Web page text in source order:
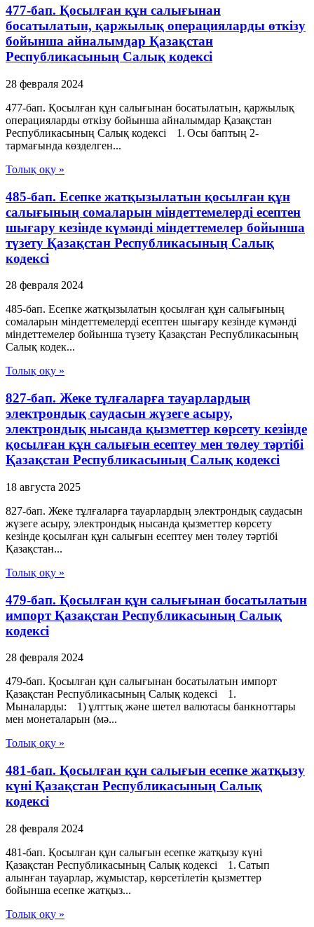
477-бап. Қосылған құн салығынан
босатылатын, қаржылық операцияларды өткізу
бойынша айналымдар Қазақстан
Республикасының Салық кодексі
28 февраля 2024
477-бап. Қосылған құн салығынан босатылатын, қаржылық
операцияларды өткізу бойынша айналымдар Қазақстан
Республикасының Салық кодексі 1. Осы баптың 2-
тармағында көзделген...
Толық оқу »
485-бап. Есепке жатқызылатын қосылған құн
салығының сомаларын міндеттемелерді есептен
шығару кезінде күмәнді міндеттемелер бойынша
түзету Қазақстан Республикасының Салық
кодексі
28 февраля 2024
485-бап. Есепке жатқызылатын қосылған құн салығының
сомаларын міндеттемелерді есептен шығару кезінде күмәнді
міндеттемелер бойынша түзету Қазақстан Республикасының
Салық кодек...
Толық оқу »
827-бап. Жеке тұлғаларға тауарлардың
электрондық саудасын жүзеге асыру,
электрондық нысанда қызметтер көрсету кезінде
қосылған құн салығын есептеу мен төлеу тәртібі
Қазақстан Республикасының Салық кодексі
18 августа 2025
827-бап. Жеке тұлғаларға тауарлардың электрондық саудасын
жүзеге асыру, электрондық нысанда қызметтер көрсету
кезінде қосылған құн салығын есептеу мен төлеу тәртібі
Қазақстан...
Толық оқу »
479-бап. Қосылған құн салығынан босатылатын
импорт Қазақстан Республикасының Салық
кодексі
28 февраля 2024
479-бап. Қосылған құн салығынан босатылатын импорт
Қазақстан Республикасының Салық кодексі 1.
Мыналарды: 1) ұлттық және шетел валютасы банкноттары
мен монеталарын (мә...
Толық оқу »
481-бап. Қосылған құн салығын есепке жатқызу
күні Қазақстан Республикасының Салық
кодексі
28 февраля 2024
481-бап. Қосылған құн салығын есепке жатқызу күні
Қазақстан Республикасының Салық кодексі 1. Сатып
алынған тауарлар, жұмыстар, көрсетілетін қызметтер
бойынша есепке жатқыз...
Толық оқу »